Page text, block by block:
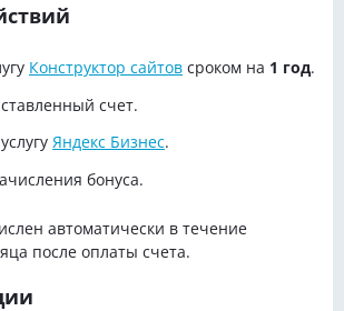
Конструктор сайтов сроком на 1 год.
счет.
Яндекс Бизнес.
бонуса.
автоматически в течение
после оплаты счета.